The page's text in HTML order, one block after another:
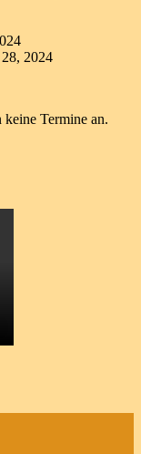
28, 2024
keine Termine an.